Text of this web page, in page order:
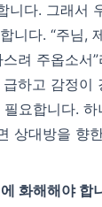
니다. 그래서
니다. “주님,
려 주옵소서
하고 감정이
요합니다. 하
상대방을 향
화해해야 합